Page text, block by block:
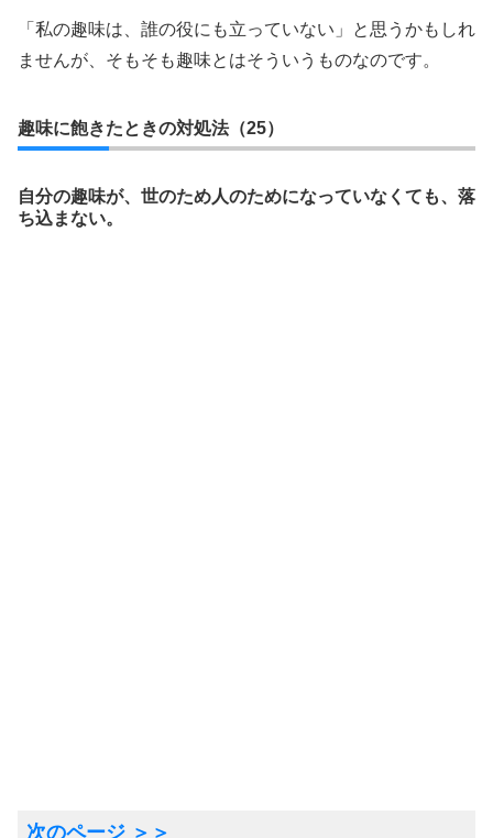
「私の趣味は、誰の役にも立っていない」と思うかもしれ
ませんが、そもそも趣味とはそういうものなのです。
趣味に飽きたときの対処法（25）
自分の趣味が、世のため人のためになっていなくても、落
ち込まない。